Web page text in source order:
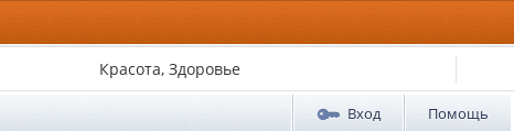
Красота, Здоровье
Вход Помощь